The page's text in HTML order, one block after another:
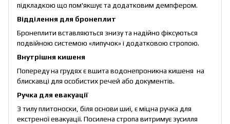
підкладкою що пом'якшує та додатковим демпфером.
Відділення для бронеплит
Бронеплити вставляються знизу та надійно фіксуються
подвійною системою «липучок» і додатковою стропою.
Внутрішня кишеня
Попереду на грудях є вшита водонепроникна кишеня на
блискавці для особистих речей або документів.
Ручка для евакуації
З тилу плитоноски, біля основи шиї, є міцна ручка для
екстреної евакуації. Посилена стропа витримує зусилля